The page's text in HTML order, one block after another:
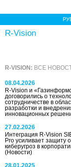
R-Vision
R-VISION: ВСЕ
08.04.2026
R-Vision и
договорились о
сотрудничестве в
разработки и
инновационных
27.02.2026
Интеграция R-Vision
Pro усиливает защиту
киберугроз в
(Новости)
28.01.2025